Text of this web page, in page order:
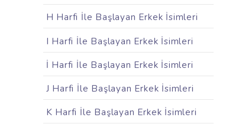
H Harfi İle Başlayan Erkek İsimleri
I Harfi İle Başlayan Erkek İsimleri
İ Harfi İle Başlayan Erkek İsimleri
J Harfi İle Başlayan Erkek İsimleri
K Harfi İle Başlayan Erkek İsimleri